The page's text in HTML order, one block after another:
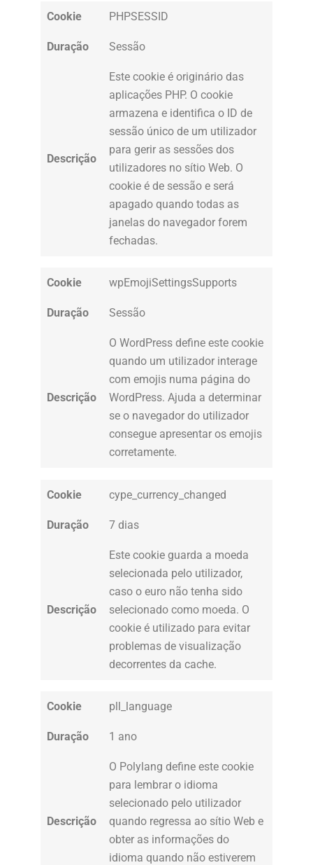
Cookie PHPSESSID
Duração Sessão
Descrição
Este cookie é originário das
aplicações PHP. O cookie
armazena e identifica o ID de
sessão único de um utilizador
para gerir as sessões dos
utilizadores no sítio Web. O
cookie é de sessão e será
apagado quando todas as
janelas do navegador forem
fechadas.
Cookie wpEmojiSettingsSupports
Duração Sessão
Descrição
O WordPress define este cookie
quando um utilizador interage
com emojis numa página do
WordPress. Ajuda a determinar
se o navegador do utilizador
consegue apresentar os emojis
corretamente.
Cookie cype_currency_changed
Duração 7 dias
Descrição
Este cookie guarda a moeda
selecionada pelo utilizador,
caso o euro não tenha sido
selecionado como moeda. O
cookie é utilizado para evitar
problemas de visualização
decorrentes da cache.
Cookie pll_language
Duração 1 ano
Descrição
O Polylang define este cookie
para lembrar o idioma
selecionado pelo utilizador
quando regressa ao sítio Web e
obter as informações do
idioma quando não estiverem